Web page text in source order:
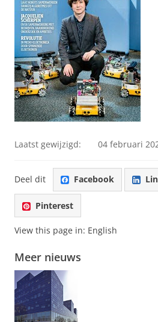
Laatst gewijzigd: 04 februari
Deel dit Facebook
Pinterest
View this page in: English
Meer nieuws